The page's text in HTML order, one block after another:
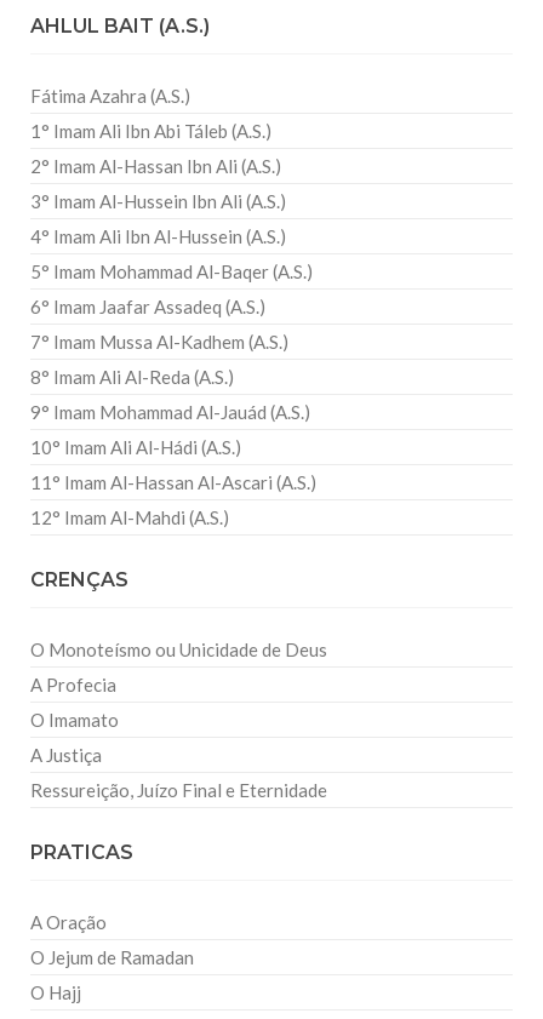
AHLUL BAIT (A.S.)
Fátima Azahra (A.S.)
1° Imam Ali Ibn Abi Táleb (A.S.)
2° Imam Al-Hassan Ibn Ali (A.S.)
3° Imam Al-Hussein Ibn Ali (A.S.)
4° Imam Ali Ibn Al-Hussein (A.S.)
5° Imam Mohammad Al-Baqer (A.S.)
6° Imam Jaafar Assadeq (A.S.)
7° Imam Mussa Al-Kadhem (A.S.)
8° Imam Ali Al-Reda (A.S.)
9° Imam Mohammad Al-Jauád (A.S.)
10° Imam Ali Al-Hádi (A.S.)
11° Imam Al-Hassan Al-Ascari (A.S.)
12° Imam Al-Mahdi (A.S.)
CRENÇAS
O Monoteísmo ou Unicidade de Deus
A Profecia
O Imamato
A Justiça
Ressureição, Juízo Final e Eternidade
PRATICAS
A Oração
O Jejum de Ramadan
O Hajj